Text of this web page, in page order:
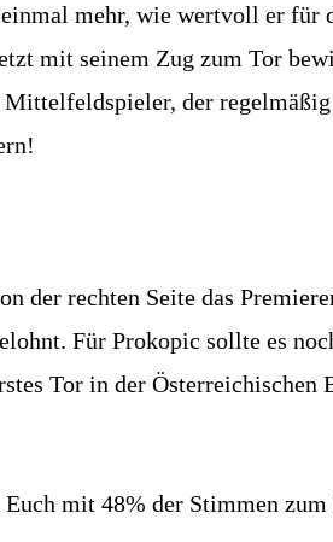
mehr, wie wertvoll er für
mit seinem Zug zum Tor
der
der rechten Seite das
Für Prokopic sollte es
Tor in der
mit 48% der Stimmen